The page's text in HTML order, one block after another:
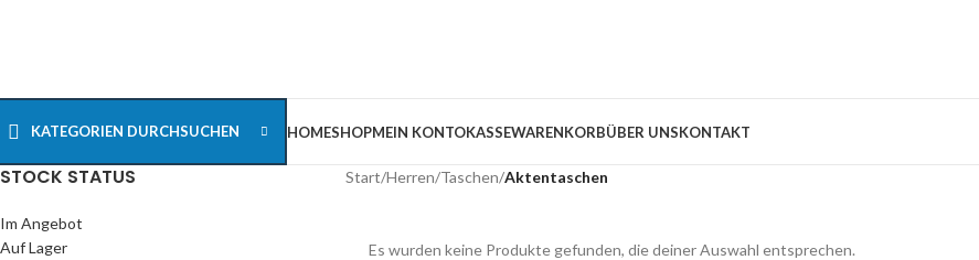
KATEGORIEN DURCHSUCHEN HOMESHOPMEIN KONTOKASSEWARENKORBÜBER UNSKONTAKT
STOCK STATUS
Im Angebot
Auf Lager
Start/Herren/Taschen/Aktentaschen
Es wurden keine Produkte gefunden, die deiner Auswahl entsprechen.